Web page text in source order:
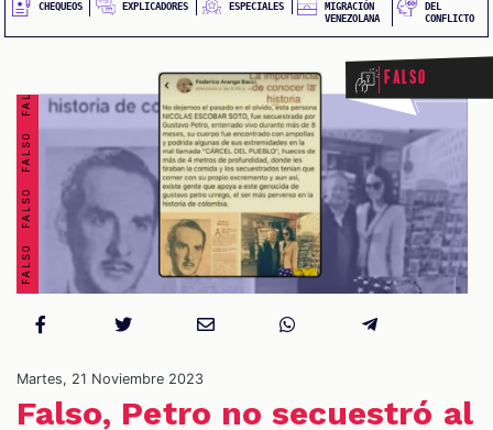
CHEQUEOS EXPLICADORES ESPECIALES
MIGRACIÓN
VENEZOLANA
DEL
CONFLICTO
Falso
Martes, 21 Noviembre 2023
Falso, Petro no secuestró al